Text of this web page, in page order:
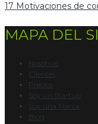
17 Motivaciones de
MAPA DEL
Nosotros
Clientes
Precios
Soy un Startup
Soy una Marca
Blog